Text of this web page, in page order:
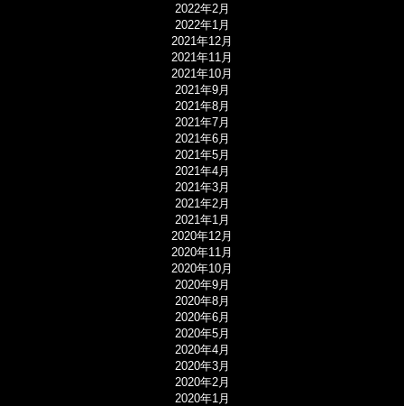
2022年2月
2022年1月
2021年12月
2021年11月
2021年10月
2021年9月
2021年8月
2021年7月
2021年6月
2021年5月
2021年4月
2021年3月
2021年2月
2021年1月
2020年12月
2020年11月
2020年10月
2020年9月
2020年8月
2020年6月
2020年5月
2020年4月
2020年3月
2020年2月
2020年1月